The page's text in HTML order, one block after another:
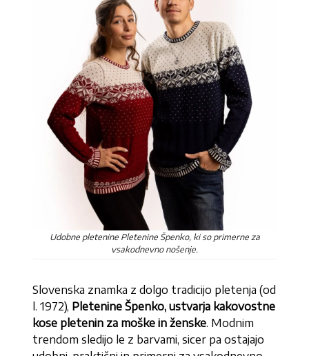
Udobne pletenine Pletenine Špenko, ki so primerne za
vsakodnevno nošenje.
Slovenska znamka z dolgo tradicijo pletenja (od
l. 1972), Pletenine Špenko, ustvarja kakovostne
kose pletenin za moške in ženske. Modnim
trendom sledijo le z barvami, sicer pa ostajajo